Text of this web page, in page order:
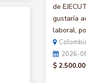
de
gustaría
laboral,
2026-
$